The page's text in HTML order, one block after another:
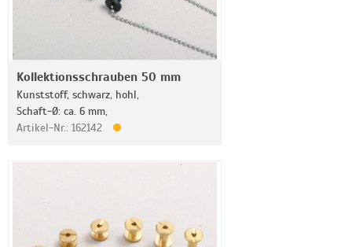
Kollektionsschrauben 50 mm
Kunststoff, schwarz, hohl,
Schaft-Ø: ca. 6 mm,
Artikel-Nr.: 162142